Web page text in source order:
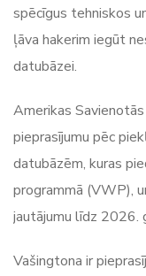
spēcīgus tehniskos
ļāva hakerim iegūt
datubāzei.
Amerikas
pieprasījumu pēc
datubāzēm, kuras
programmā (VWP),
jautājumu līdz 2026.
Vašingtona ir